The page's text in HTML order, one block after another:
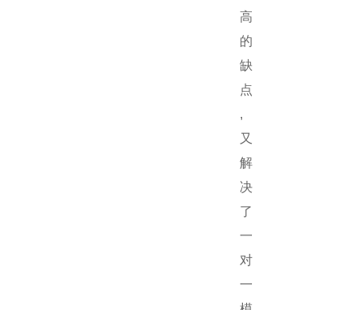
高
的
缺
点
,
又
解
决
了
一
对
一